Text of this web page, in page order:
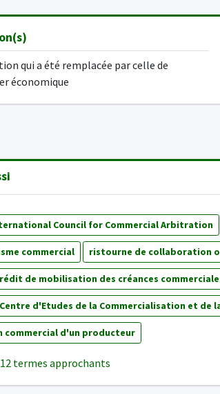
qui a été remplacée par celle de
économique
Council for Commercial Arbitration
commercial ristourne de collaboration
crédit de mobilisation des créances
: Centre d'Etudes de la Commercialisation et
commercial d'un producteur
termes approchants